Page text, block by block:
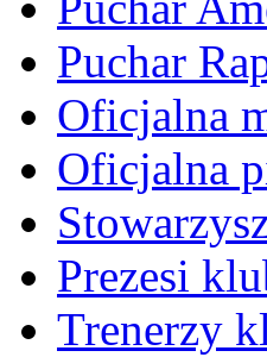
Puchar
Oficjalna
Oficjalna
Prezesi
Trenerzy